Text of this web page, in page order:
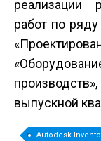
реализации
работ по
выпускной
Autodesk